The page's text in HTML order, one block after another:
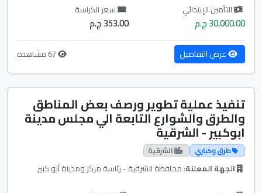
التأمين الإبتدائي
30,000.00 ج.م
سعر الكراسة
353.00 ج.م
عرض التفاصيل
تنفيذ عملية تطوير ورصف بعض المناطق
والطرق والشوارع التابعة الي مجلس مدينة
ابوكبير - الشرقية
طرق وكباري الشرقية
الجهة المعلنة: محافظة الشرقية - رئاسة مركز ومدينة أبو كبير